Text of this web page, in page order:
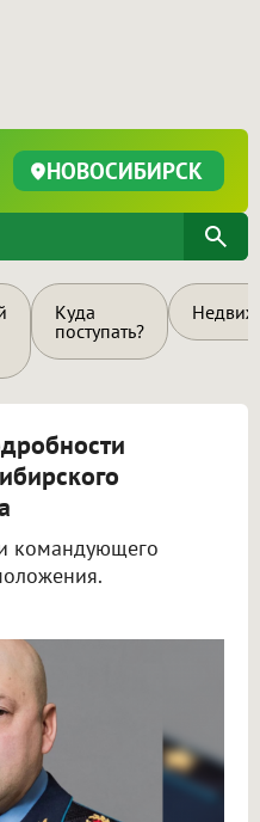
НОВОСИБИРСК
Куда
поступать?
командующего